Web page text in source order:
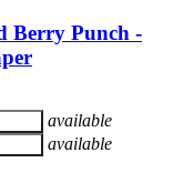
Berry Punch -
available
available